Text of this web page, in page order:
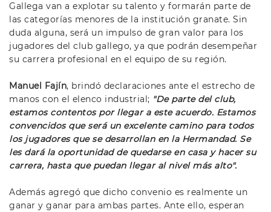
Gallega van a explotar su talento y formarán parte de
las categorías menores de la institución granate. Sin
duda alguna, será un impulso de gran valor para los
jugadores del club gallego, ya que podrán desempeñar
su carrera profesional en el equipo de su región.
Manuel Fajín, brindó declaraciones ante el estrecho de
manos con el elenco industrial; "De parte del club,
estamos contentos por llegar a este acuerdo. Estamos
convencidos que será un excelente camino para todos
los jugadores que se desarrollan en la Hermandad. Se
les dará la oportunidad de quedarse en casa y hacer su
carrera, hasta que puedan llegar al nivel más alto".
Además agregó que dicho convenio es realmente un
ganar y ganar para ambas partes. Ante ello, esperan